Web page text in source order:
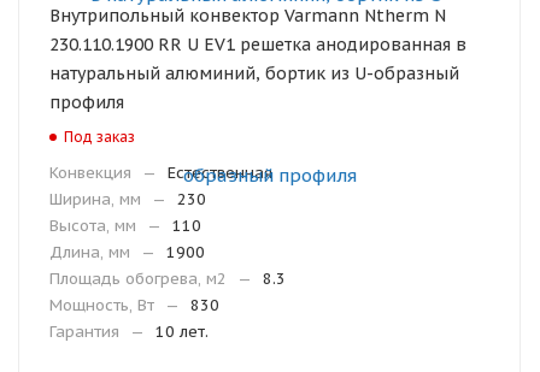
Внутрипольный конвектор Varmann Ntherm N
230.110.1900 RR U EV1 решетка анодированная в
натуральный алюминий, бортик из U-образный
профиля
Под заказ
Конвекция —
Естественная
Ширина, мм
—
230
Высота, мм
—
110
Длина, мм
—
1900
Площадь обогрева, м2
—
8.3
Мощность, Вт
—
830
Гарантия
— 10 лет.